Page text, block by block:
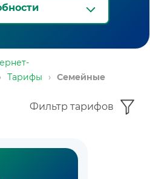
› Тарифы › Семейные
Фильтр тарифов